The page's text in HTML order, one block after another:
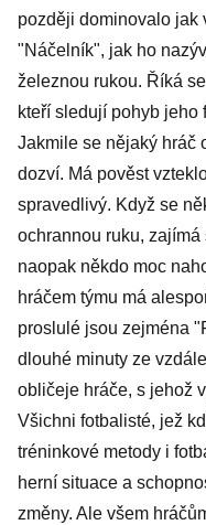
později dominovalo jak
"Náčelník", jak ho
železnou rukou. Říká
kteří sledují pohyb jeho
Jakmile se nějaký hráč
dozví. Má pověst
spravedlivý. Když se
ochrannou ruku,
naopak někdo moc
hráčem týmu má
proslulé jsou zejména
dlouhé minuty ze
obličeje hráče, s jehož
Všichni fotbalisté, jež
tréninkové metody i
herní situace a
změny. Ale všem